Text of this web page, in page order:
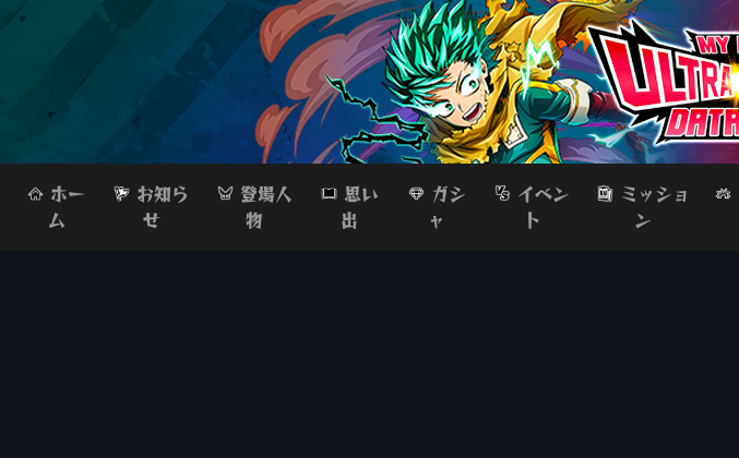
ホー
ム
お知ら
せ
登場人
物
思い
出
ガシ
ャ
イベン
ト
ミッショ
ン